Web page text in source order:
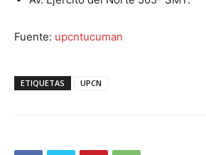
Fuente: upcntucuman
ETIQUETAS UPCN